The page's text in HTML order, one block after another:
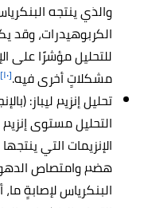
والذي ينتجه
الكربوهيدرات، وقد
للتحليل مؤشرًا على
مشكلاتٍ أخرى فيه.[١٠]
التحليل مستوى إنزيم
الإنزيمات التي
هضم وامتصاص
البنكرياس لإصابةٍ